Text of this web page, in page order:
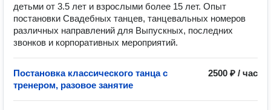
детьми от 3.5 лет и взрослыми более 15 лет. Опыт
постановки Свадебных танцев, танцевальных номеров
различных направлений для Выпускных, последних
звонков и корпоративных мероприятий.
Постановка классического танца с
тренером, разовое занятие
2500 ₽ / час